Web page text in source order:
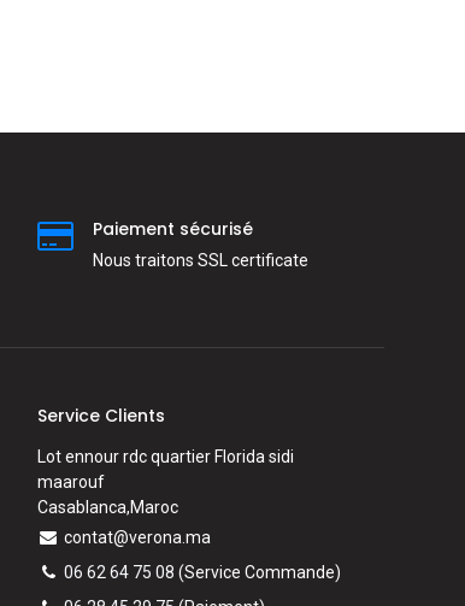
Paiement sécurisé
Nous traitons SSL сertificate
Service Clients
Lot ennour rdc quartier Florida sidi
maarouf
Casablanca,Maroc
contat@verona.ma
06 62 64 75 08 (Service Commande)